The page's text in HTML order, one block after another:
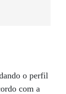
o perfil
com a